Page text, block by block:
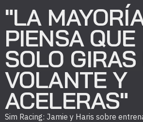
"LA
PIENSA QUE
SOLO
VOLANTE Y
ACELERAS"
Sim Racing: Jamie y Haris sobre